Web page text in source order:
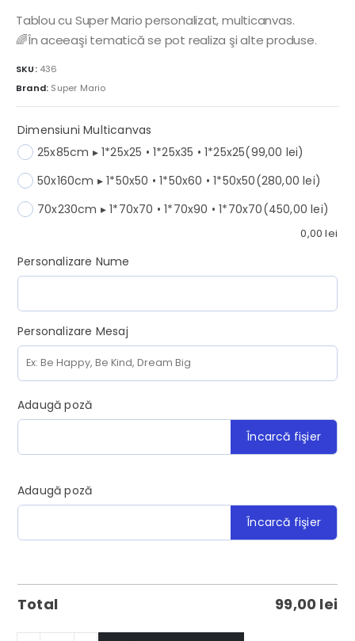
Tablou cu Super Mario personalizat, multicanvas.
🌈În aceeaşi tematică se pot realiza şi alte produse.
SKU: 436
Brand: Super Mario
Dimensiuni Multicanvas
25x85cm ▸ 1*25x25 • 1*25x35 • 1*25x25(99,00 lei)
50x160cm ▸ 1*50x50 • 1*50x60 • 1*50x50(280,00 lei)
70x230cm ▸ 1*70x70 • 1*70x90 • 1*70x70(450,00 lei)
0,00lei
Personalizare Nume
Personalizare Mesaj
Adaugă poză
Încarcă fişier
Adaugă poză
Încarcă fişier
Total 99,00 lei